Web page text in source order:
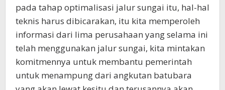
pada tahap optimalisasi jalur sungai itu, hal-hal
teknis harus dibicarakan, itu kita memperoleh
informasi dari lima perusahaan yang selama ini
telah menggunakan jalur sungai, kita mintakan
komitmennya untuk membantu pemerintah
untuk menampung dari angkutan batubara